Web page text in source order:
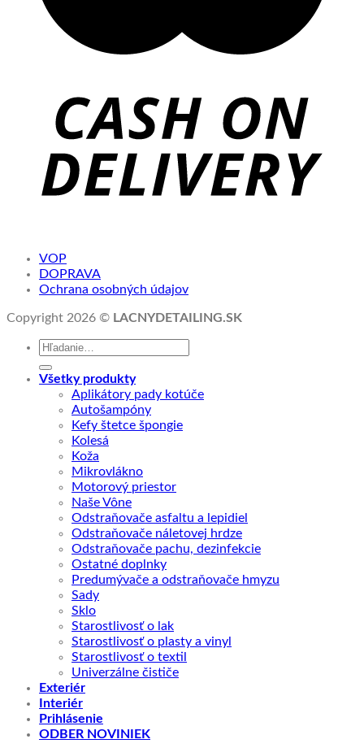
VOP
DOPRAVA
Ochrana osobných údajov
Copyright 2026 © LACNYDETAILING.SK
Hľadať:
Všetky produkty
Aplikátory pady kotúče
Autošampóny
Kefy štetce špongie
Kolesá
Koža
Mikrovlákno
Motorový priestor
Naše Vône
Odstraňovače asfaltu a lepidiel
Odstraňovače náletovej hrdze
Odstraňovače pachu, dezinfekcie
Ostatné doplnky
Predumývače a odstraňovače hmyzu
Sady
Sklo
Starostlivosť o lak
Starostlivosť o plasty a vinyl
Starostlivosť o textil
Univerzálne čističe
Exteriér
Interiér
Prihlásenie
ODBER NOVINIEK